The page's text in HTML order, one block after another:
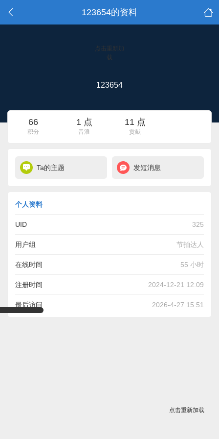
123654的资料
点击重新加
载
123654
66
积分
1 点
音浪
11 点
贡献
Ta的主题 发短消息
个人资料
UID 325
用户组 节拍达人
在线时间 55 小时
注册时间 2024-12-21 12:09
最后访问 2026-4-27 15:51
点击重新加载